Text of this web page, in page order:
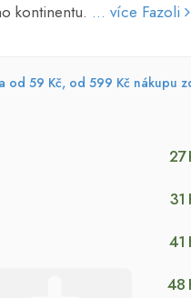
kontinentu. ... více Fazoli
od 59 Kč, od 599 Kč nákupu
27
31
41
48